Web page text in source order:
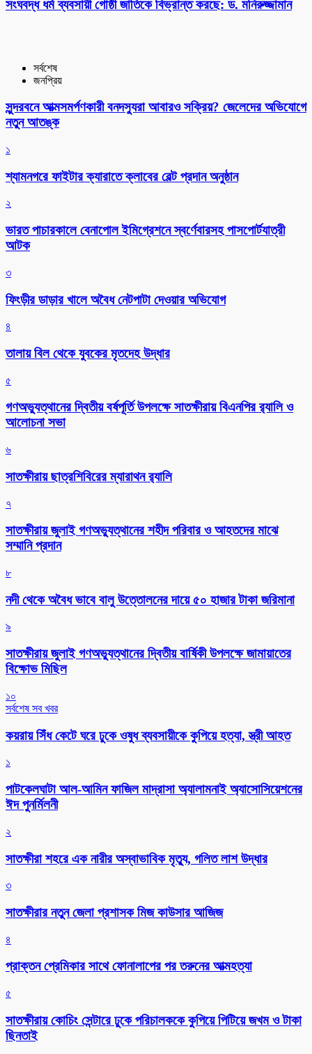
সংঘবদ্ধ ধর্ম ব্যবসায়ী গোষ্ঠী জাতিকে বিভ্রান্ত করছে: ড. মনিরুজ্জামান
সর্বশেষ
জনপ্রিয়
সুন্দরবনে আত্মসমর্পণকারী বনদস্যুরা আবারও সক্রিয়? জেলেদের অভিযোগে
নতুন আতঙ্ক
১
শ্যামনগরে ফাইটার ক্যারাতে ক্লাবের বেল্ট প্রদান অনুষ্ঠান
২
ভারত পাচারকালে বেনাপোল ইমিগ্রেশনে স্বর্ণেবারসহ পাসপোর্টযাত্রী
আটক
৩
ফিংড়ীর ডাড়ার খালে অবৈধ নেটপাটা দেওয়ার অভিযোগ
৪
তালায় বিল থেকে যুবকের মৃতদেহ উদ্ধার
৫
গণঅভ্যুত্থানের দ্বিতীয় বর্ষপূর্তি উপলক্ষে সাতক্ষীরায় বিএনপির র‌্যালি ও
আলোচনা সভা
৬
সাতক্ষীরায় ছাত্রশিবিরের ম্যারাথন র‌্যালি
৭
সাতক্ষীরায় জুলাই গণঅভ্যুত্থানের শহীদ পরিবার ও আহতদের মাঝে
সম্মানি প্রদান
৮
নদী থেকে অবৈধ ভাবে বালু উত্তোলনের দায়ে ৫০ হাজার টাকা জরিমানা
৯
সাতক্ষীরায় জুলাই গণঅভ্যুত্থানের দ্বিতীয় বার্ষিকী উপলক্ষে জামায়াতের
বিক্ষোভ মিছিল
১০
সর্বশেষ সব খবর
কয়রায় সিঁধ কেটে ঘরে ঢুকে ওষুধ ব্যবসায়ীকে কুপিয়ে হত্যা, স্ত্রী আহত
১
পাটকেলঘাটা আল-আমিন ফাজিল মাদ্রাসা অ্যালামনাই অ্যাসোসিয়েশনের
ঈদ পুনর্মিলনী
২
সাতক্ষীরা শহরে এক নারীর অস্বাভাবিক মৃত্যু, গলিত লাশ উদ্ধার
৩
সাতক্ষীরার নতুন জেলা প্রশাসক মিজ কাউসার আজিজ
৪
প্রাক্তন প্রেমিকার সাথে ফোনালাপের পর তরুনের আত্মহত্যা
৫
সাতক্ষীরায় কোচিং সেন্টারে ঢুকে পরিচালককে কুপিয়ে পিটিয়ে জখম ও টাকা
ছিনতাই